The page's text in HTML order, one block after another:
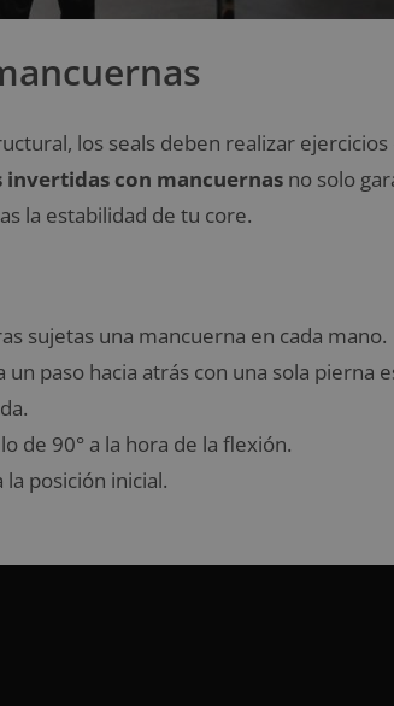
los seals deben realizar
invertidas con mancuernas no solo
la estabilidad de tu core.
sujetas una mancuerna en cada mano.
paso hacia atrás con una sola pierna
de 90° a la hora de la flexión.
posición inicial.